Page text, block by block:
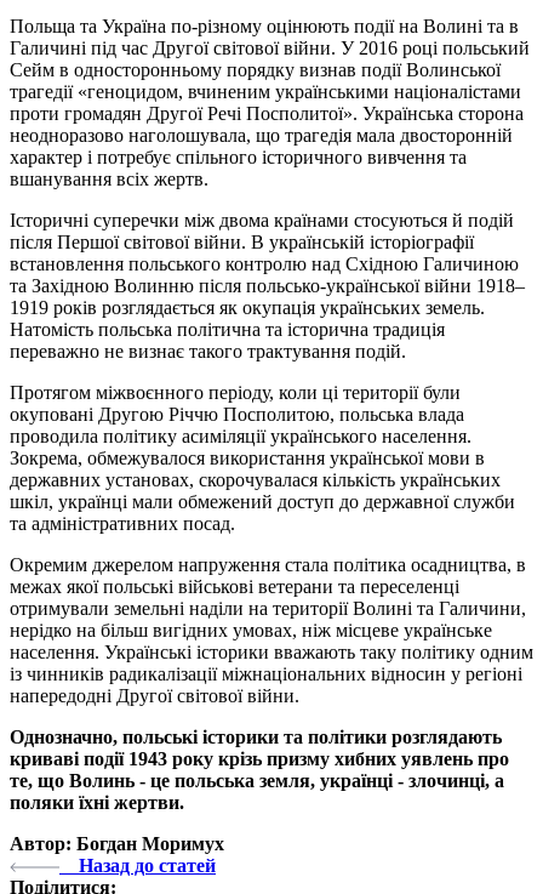
Польща та Україна по-різному оцінюють події на Волині та в
Галичині під час Другої світової війни. У 2016 році польський
Сейм в односторонньому порядку визнав події Волинської
трагедії «геноцидом, вчиненим українськими націоналістами
проти громадян Другої Речі Посполитої». Українська сторона
неодноразово наголошувала, що трагедія мала двосторонній
характер і потребує спільного історичного вивчення та
вшанування всіх жертв.
Історичні суперечки між двома країнами стосуються й подій
після Першої світової війни. В українській історіографії
встановлення польського контролю над Східною Галичиною
та Західною Волинню після польсько-української війни 1918–
1919 років розглядається як окупація українських земель.
Натомість польська політична та історична традиція
переважно не визнає такого трактування подій.
Протягом міжвоєнного періоду, коли ці території були
окуповані Другою Річчю Посполитою, польська влада
проводила політику асиміляції українського населення.
Зокрема, обмежувалося використання української мови в
державних установах, скорочувалася кількість українських
шкіл, українці мали обмежений доступ до державної служби
та адміністративних посад.
Окремим джерелом напруження стала політика осадництва, в
межах якої польські військові ветерани та переселенці
отримували земельні наділи на території Волині та Галичини,
нерідко на більш вигідних умовах, ніж місцеве українське
населення. Українські історики вважають таку політику одним
із чинників радикалізації міжнаціональних відносин у регіоні
напередодні Другої світової війни.
Однозначно, польські історики та політики розглядають
криваві події 1943 року крізь призму хибних уявлень про
те, що Волинь - це польська земля, українці - злочинці, а
поляки їхні жертви.
Автор: Богдан Моримух
Назад до статей
Поділитися: